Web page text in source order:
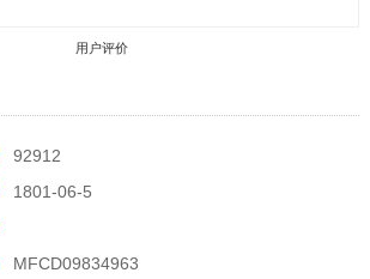
用户评价
92912
1801-06-5
MFCD09834963